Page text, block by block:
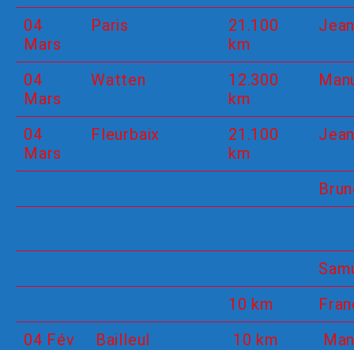
04
Mars
Paris
21.100
km
04
Mars
Watten
12.300
km
04
Mars
Fleurbaix
21.100
km
10 km
04 Fév
Bailleul 10 km